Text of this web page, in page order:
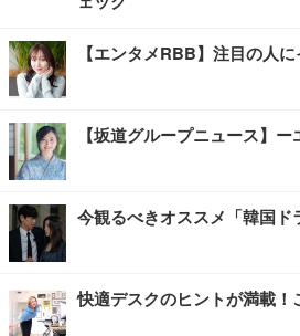
【エンタメRBB】注目の人
【坂道グループニュース】
今観るべきオススメ「韓国ド
快適デスクのヒントが満載